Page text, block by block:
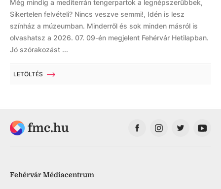
Még mindig a mediterrán tengerpartok a legnépszerűbbek,
Sikertelen felvételi? Nincs veszve semmi!, Idén is lesz
színház a múzeumban. Minderről és sok minden másról is
olvashatsz a 2026. 07. 09-én megjelent Fehérvár Hetilapban.
Jó szórakozást ...
LETÖLTÉS
fmc.hu
Fehérvár Médiacentrum